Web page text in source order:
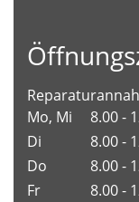
Mo, Mi
8.00 -
Di
8.00 -
Do
8.00 -
Fr
8.00 -